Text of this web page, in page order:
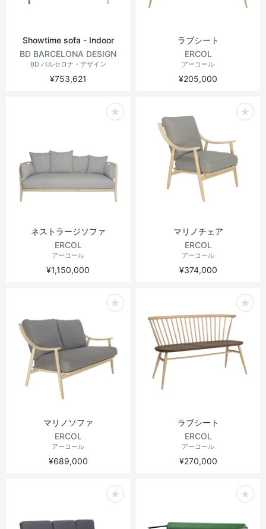
Showtime sofa - Indoor
BD BARCELONA DESIGN
BD バルセロナ・デザイン
¥753,621
ラブシート
ERCOL
アーコール
¥205,000
ネストラージソファ
ERCOL
アーコール
¥1,150,000
マリノチェア
ERCOL
アーコール
¥374,000
マリノソファ
ERCOL
アーコール
¥689,000
ラブシート
ERCOL
アーコール
¥270,000